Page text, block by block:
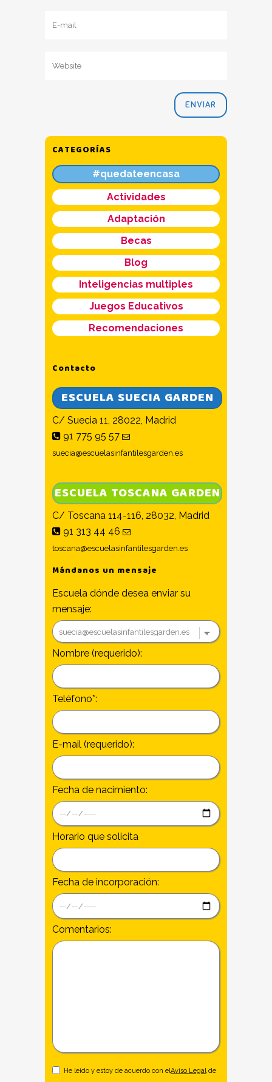
CATEGORÍAS
#quedateencasa
Actividades
Adaptación
Becas
Blog
Inteligencias multiples
Juegos Educativos
Recomendaciones
Contacto
ESCUELA SUECIA GARDEN
C/ Suecia 11, 28022, Madrid
91 775 95 57
suecia@escuelasinfantilesgarden.es
ESCUELA TOSCANA GARDEN
C/ Toscana 114-116, 28032, Madrid
91 313 44 46
toscana@escuelasinfantilesgarden.es
Mándanos un mensaje
Escuela dónde desea enviar su
mensaje:
Nombre (requerido):
Teléfono*:
E-mail (requerido):
Fecha de nacimiento:
Horario que solicita
Fecha de incorporación:
Comentarios:
He leido y estoy de acuerdo con elAviso Legalde